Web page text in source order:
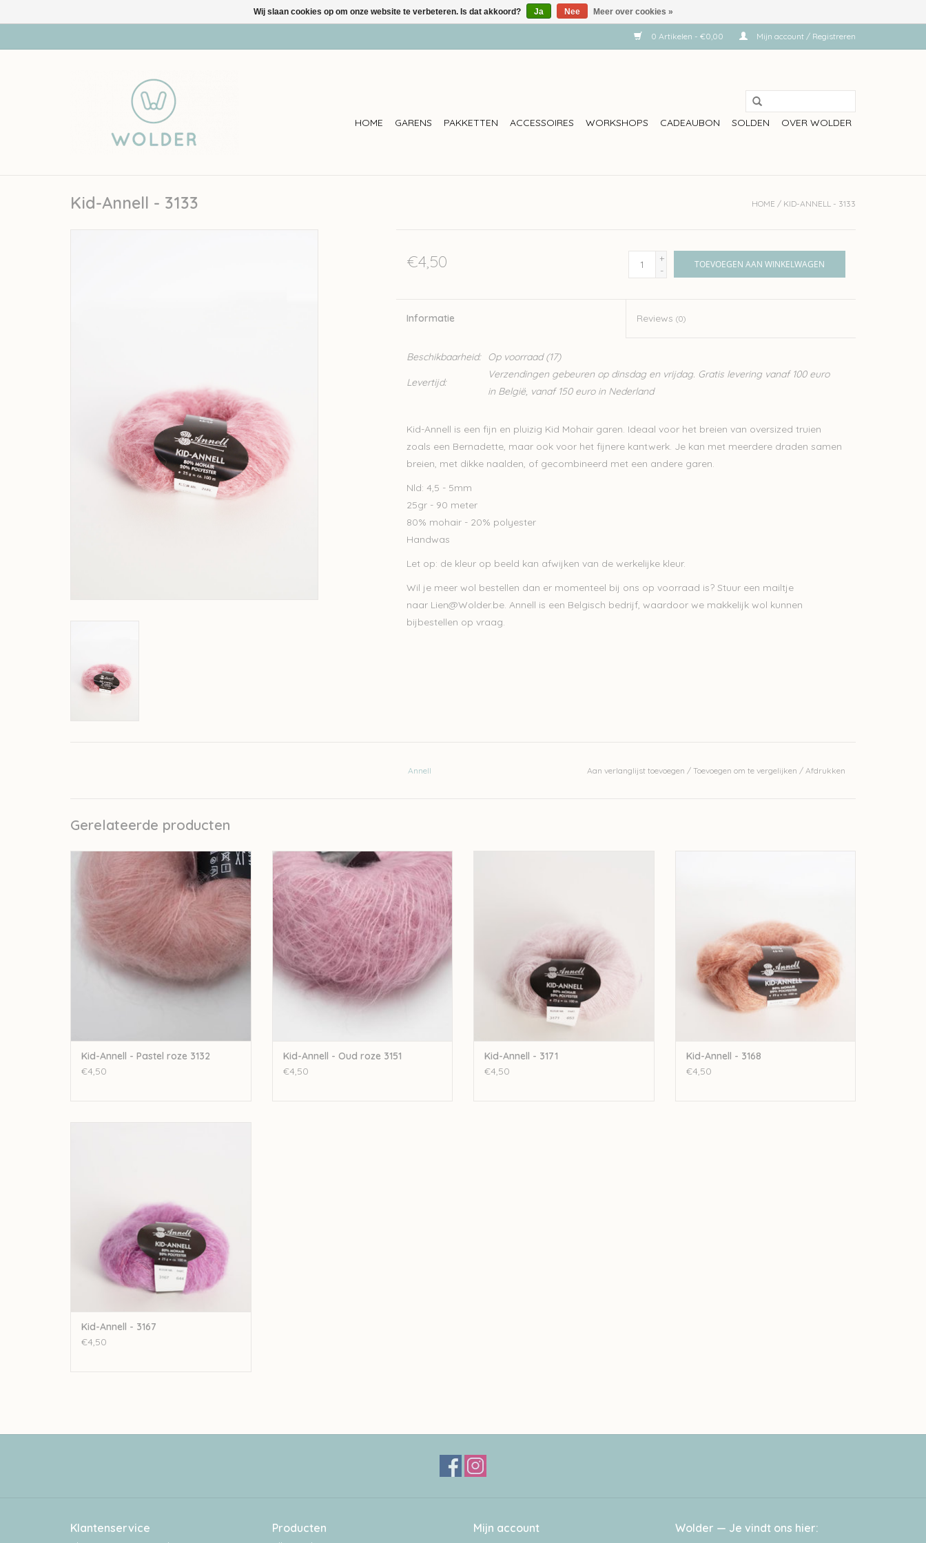
0 Artikelen - €0,00 Mijn account / Registreren
HOME GARENS PAKKETTEN ACCESSOIRES WORKSHOPS CADEAUBON SOLDEN OVER WOLDER
Kid-Annell - 3133 HOME / KID-ANNELL - 3133
€4,50
+
-
TOEVOEGEN AAN WINKELWAGEN
Informatie Reviews(0)
Beschikbaarheid: Op voorraad(17)
Levertijd:
Verzendingen gebeuren op dinsdag en vrijdag. Gratis levering vanaf 100 euro
in België, vanaf 150 euro in Nederland
Kid-Annell is een fijn en pluizig Kid Mohair garen. Ideaal voor het breien van oversized truien
zoals een Bernadette, maar ook voor het fijnere kantwerk. Je kan met meerdere draden samen
breien, met dikke naalden, of gecombineerd met een andere garen.
Nld: 4,5 - 5mm
25gr - 90 meter
80% mohair - 20% polyester
Handwas
Let op: de kleur op beeld kan afwijken van de werkelijke kleur.
Wil je meer wol bestellen dan er momenteel bij ons op voorraad is? Stuur een mailtje
naar Lien@Wolder.be. Annell is een Belgisch bedrijf, waardoor we makkelijk wol kunnen
bijbestellen op vraag.
Annell Aan verlanglijst toevoegen / Toevoegen om te vergelijken / Afdrukken
Gerelateerde producten
Annell Kid-Annell - Pastel roze 3132
TOEVOEGEN AAN WINKELWAGEN
Kid-Annell - Pastel roze 3132
€4,50
Annell Kid-Annell - Oud roze 3151
TOEVOEGEN AAN WINKELWAGEN
Kid-Annell - Oud roze 3151
€4,50
Kid-Annell - 3171
€4,50
Kid-Annell - 3168
€4,50
Kid-Annell - 3167
€4,50
Klantenservice Producten Mijn account
Wolder — Je vindt ons hier:
Wij slaan cookies op om onze website te verbeteren. Is dat akkoord? Ja Nee Meer over cookies »